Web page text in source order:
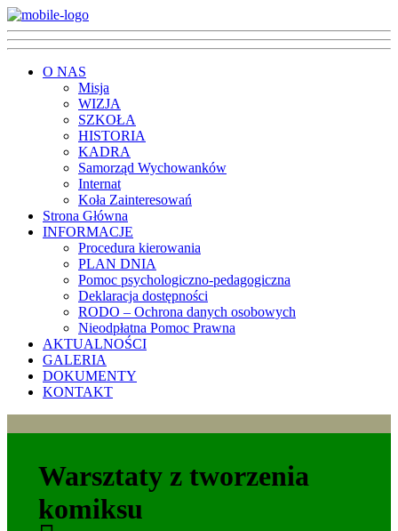
O NAS
Misja
WIZJA
SZKOŁA
HISTORIA
KADRA
Samorząd Wychowanków
Internat
Koła Zainteresowań
Strona Główna
INFORMACJE
Procedura kierowania
PLAN DNIA
Pomoc psychologiczno-pedagogiczna
Deklaracja dostępności
RODO – Ochrona danych osobowych
Nieodpłatna Pomoc Prawna
AKTUALNOŚCI
GALERIA
DOKUMENTY
KONTAKT
Warsztaty z tworzenia
komiksu